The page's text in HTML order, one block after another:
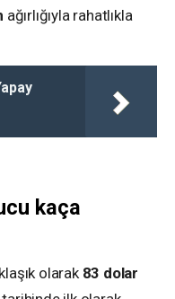
ağırlığıyla rahatlıkla
kaça
olarak 83 dolar